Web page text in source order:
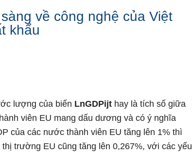
về công nghệ của Việt
khẩu
lượng của biến LnGDPijt hay là tích số giữa
viên EU mang dấu dương và có ý nghĩa
của các nước thành viên EU tăng lên 1% thì
trường EU cũng tăng lên 0,267%, với các yếu